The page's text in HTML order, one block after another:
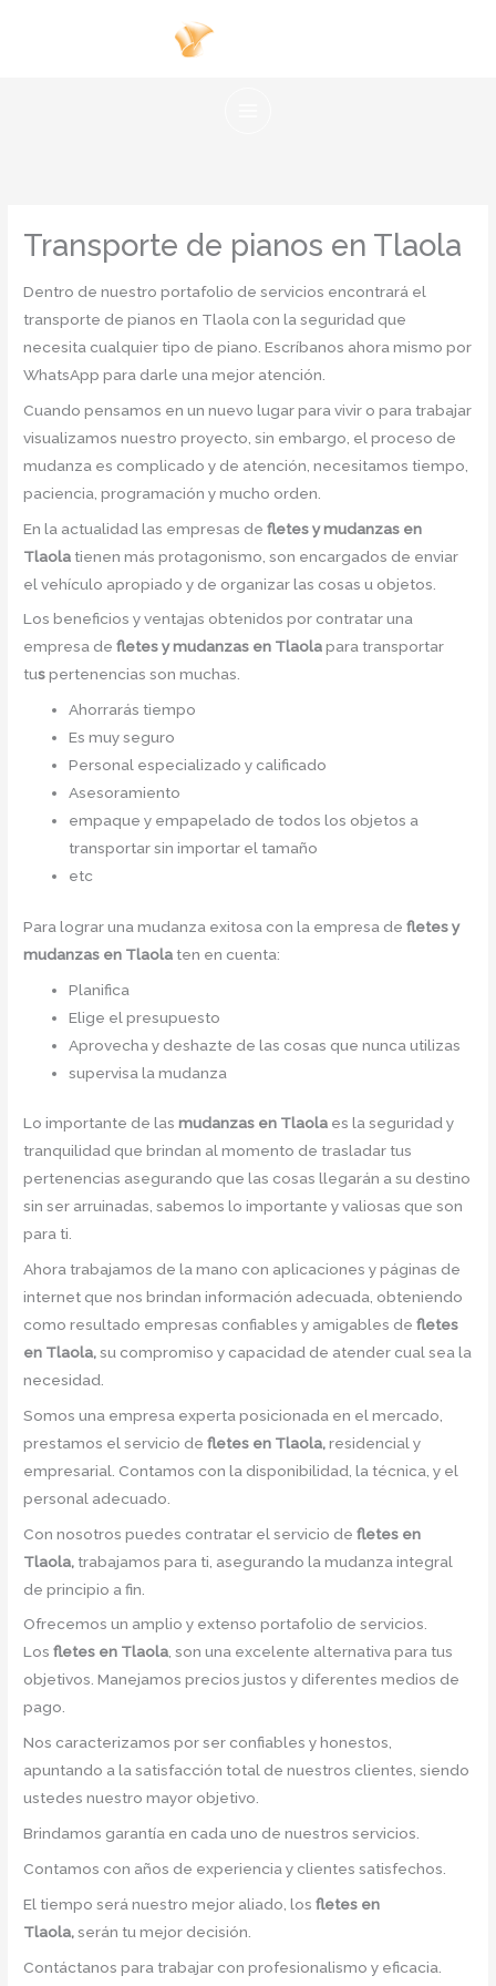
Transporte de pianos en Tlaola
Dentro de nuestro portafolio de servicios encontrará el
transporte de pianos en Tlaola con la seguridad que
necesita cualquier tipo de piano. Escríbanos ahora mismo por
WhatsApp para darle una mejor atención.
Cuando pensamos en un nuevo lugar para vivir o para trabajar
visualizamos nuestro proyecto, sin embargo, el proceso de
mudanza es complicado y de atención, necesitamos tiempo,
paciencia, programación y mucho orden.
En la actualidad las empresas defletes ymudanzas en
Tlaola tienen más protagonismo, son encargados de enviar
el vehículo apropiado y de organizar las cosas u objetos.
Los beneficios y ventajas obtenidos por contratar una
empresa defletes ymudanzas en Tlaolapara transportar
tuspertenencias son muchas.
Ahorrarás tiempo
Es muy seguro
Personal especializado y calificado
Asesoramiento
empaque y empapelado de todos los objetos a
transportar sin importar el tamaño
etc
Para lograr una mudanza exitosa con la empresa defletes y
mudanzas en Tlaola ten en cuenta:
Planifica
Elige el presupuesto
Aprovecha y deshazte de las cosas que nunca utilizas
supervisa la mudanza
Lo importante de lasmudanzas en Tlaola es la seguridad y
tranquilidad que brindan al momento de trasladar tus
pertenencias asegurando que las cosas llegarán a su destino
sin ser arruinadas, sabemos lo importante y valiosas que son
para ti.
Ahora trabajamos de la mano con aplicaciones y páginas de
internet que nos brindan información adecuada, obteniendo
como resultado empresas confiables y amigables defletes
en Tlaola,su compromiso y capacidad de atender cual sea la
necesidad.
Somos una empresa experta posicionada en el mercado,
prestamos el servicio defletes en Tlaola,residencial y
empresarial. Contamos con la disponibilidad, la técnica, y el
personal adecuado.
Con nosotros puedes contratar el servicio defletes en
Tlaola, trabajamos para ti, asegurando la mudanza integral
de principio a fin.
Ofrecemos un amplio y extenso portafolio de servicios.
Losfletes en Tlaola, son una excelente alternativa para tus
objetivos. Manejamos precios justos y diferentes medios de
pago.
Nos caracterizamos por ser confiables y honestos,
apuntando a la satisfacción total de nuestros clientes, siendo
ustedes nuestro mayor objetivo.
Brindamos garantía en cada uno de nuestros servicios.
Contamos con años de experiencia y clientes satisfechos.
El tiempo será nuestro mejor aliado, losfletes en
Tlaola,serán tu mejor decisión.
Contáctanos para trabajar con profesionalismo y eficacia.